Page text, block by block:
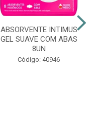
ABSORVENTE INTIMUS
GEL SUAVE COM ABAS
8UN
Código: 40946